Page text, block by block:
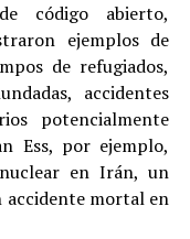
código abierto,
ejemplos de
de refugiados,
accidentes
potencialmente
Ess, por ejemplo,
en Irán, un
accidente mortal en